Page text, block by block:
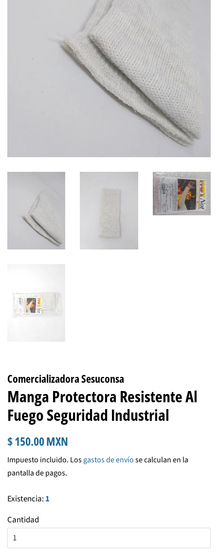
Comercializadora Sesuconsa
Manga Protectora Resistente Al
Fuego Seguridad Industrial
Precio
$ 150.00 MXN
venta
Impuesto incluido. Losgastos de envíose calculan en la
pantalla de pagos.
Existencia: 1
Cantidad